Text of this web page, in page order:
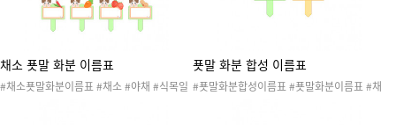
채이름표 #채소이름표 #양파 #오이 #옥수수
#완두콩 #청경채 #콩나물 #토마토 #파프리
채이름표 #채소이름표 #무 #방울토마토 #배
채소 푯말 화분 이름표
#채소푯말화분이름표 #채소 #야채 #식목일
푯말 화분 합성 이름표
#푯말화분합성이름표 #푯말화분이름표 #채